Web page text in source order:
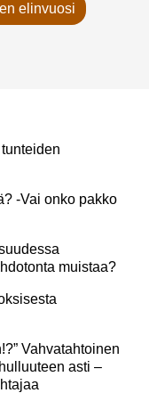
elinvuosi
-Vai onko pakko
muistaa?
Vahvatahtoinen
asti –